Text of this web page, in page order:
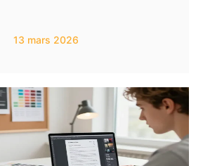
13 mars 2026